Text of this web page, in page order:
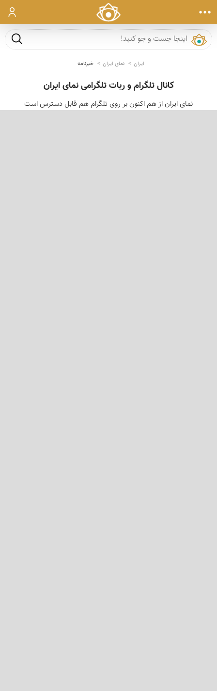
ورود
جست و
ایران نمای ایران خبرنامه
کانال تلگرام و ربات تلگرامی نمای ایران
نمای ایران از هم اکنون بر روی تلگرام هم قابل دسترس است